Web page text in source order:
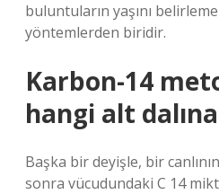
buluntuların yaşını
yöntemlerden biridir.
Karbon-14
hangi alt
Başka bir deyişle, bir
sonra vücudundaki C 14